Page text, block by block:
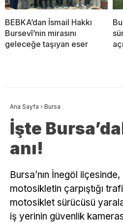
BEBKA’dan İsmail Hakkı
Bursevî’nin mirasını
geleceğe taşıyan eser
Ana Sayfa › Bursa
İşte
anı!
Bursa’nın İnegöl
motosikletin çarpıştığı
motosiklet sürücüsü
iş yerinin güvenlik